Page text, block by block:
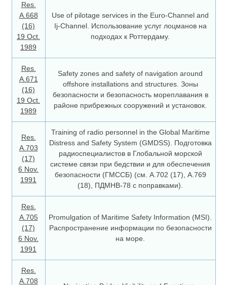
Res.
A.668
(16)
19 Oct.
1989
Use of pilotage services in the Euro-Channel and
Ij-Channel. Использование услуг лоцманов на
подходах к Роттердаму.
Res.
A.671
(16)
19 Oct.
1989
Safety zones and safety of navigation around
offshore installations and structures. Зоны
безопасности и безопасность мореплавания в
районе прибрежных сооружений и установок.
Res.
А.703
(17)
6 Nov.
1991
Training of radio personnel in the Global Maritime
Distress and Safety System (GMDSS). Подготовка
радиоспециалистов в Глобальной морской
системе связи при бедствии и для обеспечения
безопасности (ГМССБ) (см. А.702 (17), А.769
(18), ПДМНВ-78 с поправками).
Res.
A.705
(17)
6 Nov.
1991
Promulgation of Maritime Safety Information (MSI).
Распространение информации по безопасности
на море.
Res.
A.708